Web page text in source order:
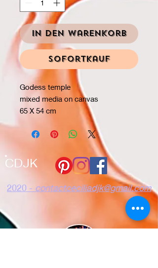
In den Warenkorb
Sofortkauf
Godess temple
mixed media on canvas
65 X 54 cm
2020 - contactceciliadjk@gmail.com
CDJK